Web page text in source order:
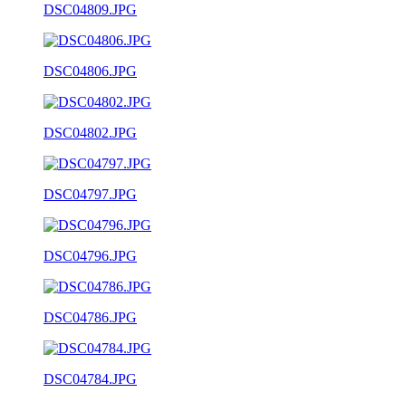
DSC04809.JPG
DSC04806.JPG
DSC04802.JPG
DSC04797.JPG
DSC04796.JPG
DSC04786.JPG
DSC04784.JPG